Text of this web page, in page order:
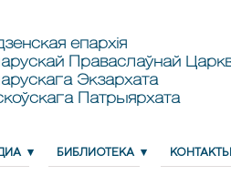
епархія
Праваслаўнай
Экзархата
Патрыярхата
БИБЛИОТЕКА КОНТАКТЫ